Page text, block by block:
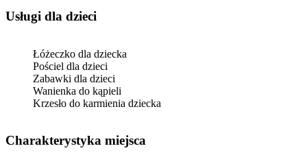
usługi dla dzieci
Łóżeczko dla dziecka
Pościel dla dzieci
Zabawki dla dzieci
Wanienka do kąpieli
Krzesło do karmienia dziecka
Charakterystyka miejsca